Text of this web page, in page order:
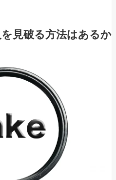
見破る方法はあるか